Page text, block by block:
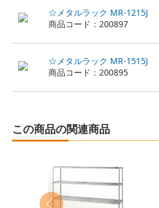
☆メタルラック MR-1215J
商品コード：200897
☆メタルラック MR-1515J
商品コード：200895
この商品の関連商品